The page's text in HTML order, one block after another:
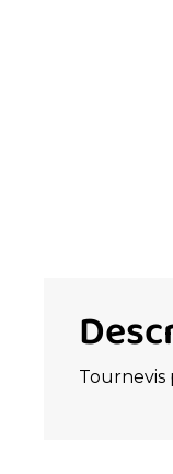
Tournevis